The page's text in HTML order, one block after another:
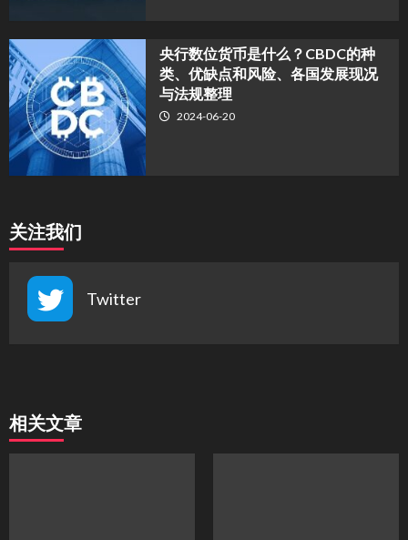
央行数位货币是什么？CBDC的种
类、优缺点和风险、各国发展现况
与法规整理
2024-06-20
关注我们
Twitter
相关文章